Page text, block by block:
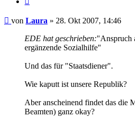
Beitrag
von Laura » 28. Okt 2007, 14:46
EDE hat geschrieben:"Anspruch
ergänzende Sozialhilfe"
Und das für "Staatsdiener".
Wie kaputt ist unsere Republik?
Aber anscheinend findet das die
Beamten) ganz okay?